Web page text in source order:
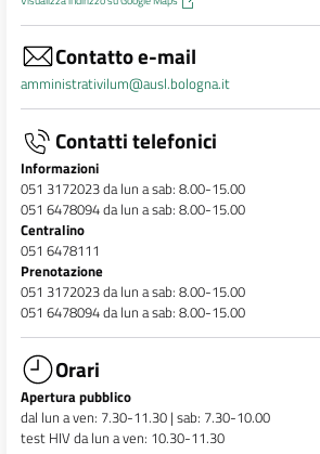
Contatto e-mail
amministrativilum@ausl.bologna.it
Contatti telefonici
Informazioni
051 3172023 da lun a sab: 8.00-15.00
051 6478094 da lun a sab: 8.00-15.00
Centralino
051 6478111
Prenotazione
051 3172023 da lun a sab: 8.00-15.00
051 6478094 da lun a sab: 8.00-15.00
Orari
Apertura pubblico
dal lun a ven: 7.30-11.30 | sab: 7.30-10.00
test HIV da lun a ven: 10.30-11.30